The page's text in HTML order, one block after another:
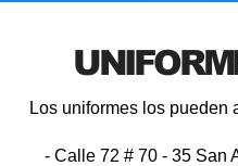
Los uniformes los pueden
- Calle 72 # 70 - 35 San